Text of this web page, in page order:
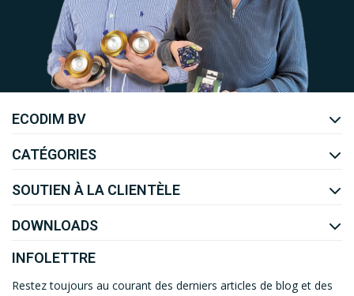
Uw EcoDim team
ECODIM BV
CATÉGORIES
SOUTIEN À LA CLIENTÈLE
DOWNLOADS
INFOLETTRE
Restez toujours au courant des derniers articles de blog et des